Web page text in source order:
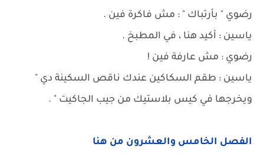
رضوي " بأرتباك " : مش فاكرة فين .
ياسين : أكيد هنا ، في المطبخ .
رضوي : مش عارفة فين !
ياسين : طقم السكاكين عندك ناقص السكينة دي "
ويخرجها في كيس بلاستيك من جيب الجاكيت " .
الفصل الخامس والعشرون من هنا